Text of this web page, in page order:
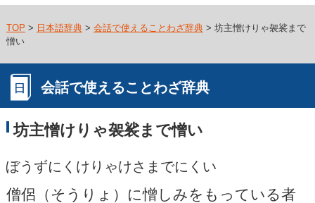
TOP > 日本語辞典> 会話で使えることわざ辞典> 坊主憎けりゃ袈裟まで
憎い
会話で使えることわざ辞典
坊主憎けりゃ袈裟まで憎い
ぼうずにくけりゃけさまでにくい
僧侶（そうりょ）に憎しみをもっている者